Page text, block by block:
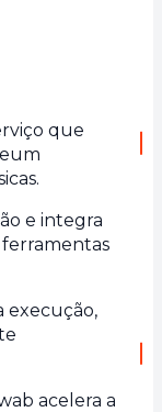
que
e integra
ferramentas
execução,
acelera a